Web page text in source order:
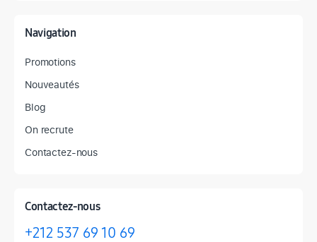
Navigation
Promotions
Nouveautés
Blog
On recrute
Contactez-nous
Contactez-nous
+212 537 69 10 69